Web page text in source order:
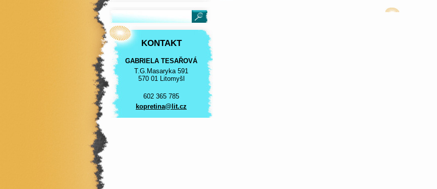
KONTAKT
GABRIELA TESAŘOVÁ
T.G.Masaryka 591
570 01 Litomyšl
602 365 785
kopretina@lit.cz